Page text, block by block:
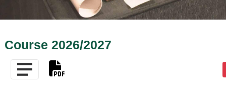
Course 2026/2027